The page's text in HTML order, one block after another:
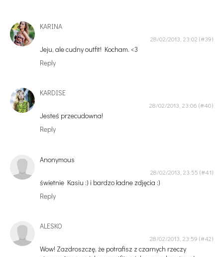
KARINA
28/02/2013, 23:02
Jeju, ale cudny outfit! Kocham. <3
Reply
KARDISE
28/02/2013, 23:06
Jesteś przecudowna!
Reply
Anonymous
28/02/2013, 23:55
świetnie Kasiu :) i bardzo ładne zdjęcia :)
Reply
ALESKO
28/02/2013, 23:59
Wow! Zazdroszczę, że potrafisz z czarnych rzeczy